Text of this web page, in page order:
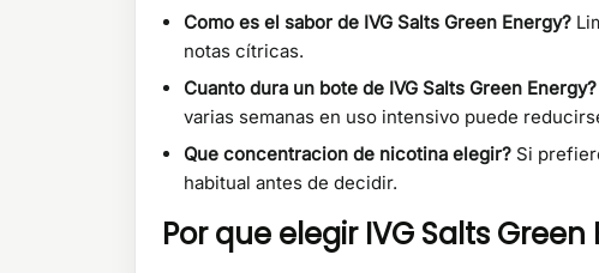
Como es el sabor de IVG Salts Green Energy?
notas cítricas.
Cuanto dura un bote de IVG Salts Green Energy?
varias semanas en uso intensivo puede
Que concentracion de nicotina elegir? Si
habitual antes de decidir.
Por que elegir IVG Salts Green